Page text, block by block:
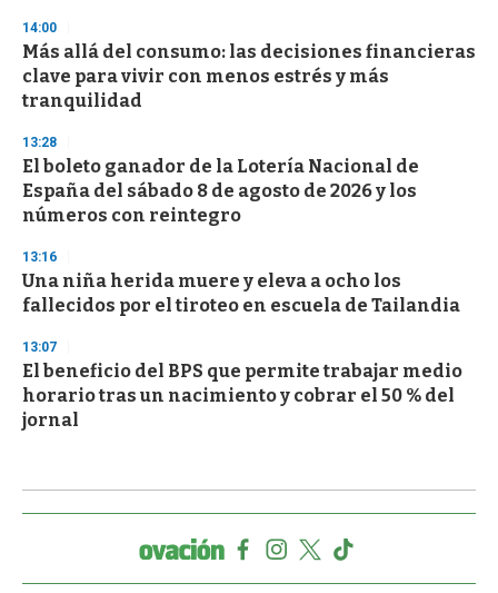
14:00
Más allá del consumo: las decisiones financieras
clave para vivir con menos estrés y más
tranquilidad
13:28
El boleto ganador de la Lotería Nacional de
España del sábado 8 de agosto de 2026 y los
números con reintegro
13:16
Una niña herida muere y eleva a ocho los
fallecidos por el tiroteo en escuela de Tailandia
13:07
El beneficio del BPS que permite trabajar medio
horario tras un nacimiento y cobrar el 50 % del
jornal